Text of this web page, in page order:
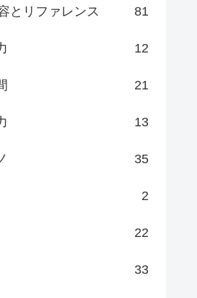
とリファレンス 81
12
21
13
35
2
22
33